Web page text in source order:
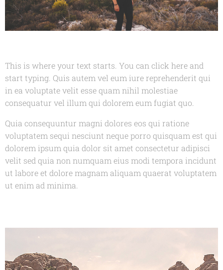
This is where your text starts. You can click here and
start typing. Quis autem vel eum iure reprehenderit qui
in ea voluptate velit esse quam nihil molestiae
consequatur vel illum qui dolorem eum fugiat quo.
Quia consequuntur magni dolores eos qui ratione
voluptatem sequi nesciunt neque porro quisquam est qui
dolorem ipsum quia dolor sit amet consectetur adipisci
velit sed quia non numquam eius modi tempora incidunt
ut labore et dolore magnam aliquam quaerat voluptatem
ut enim ad minima.